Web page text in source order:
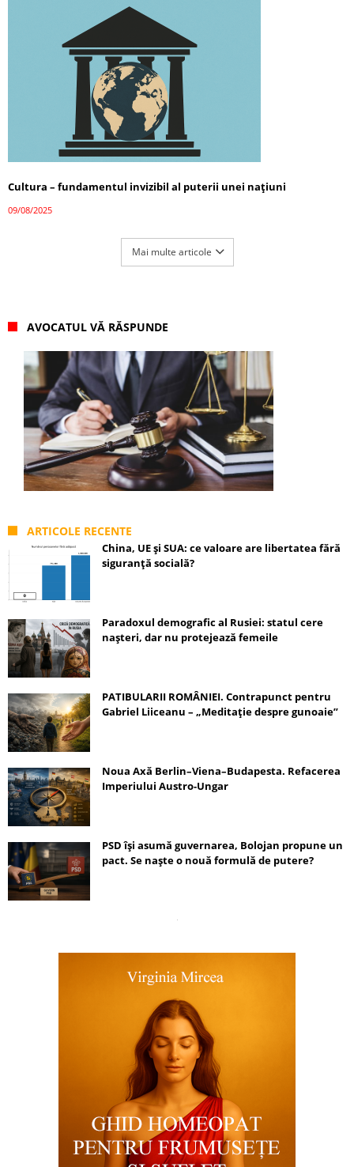
Cultura – fundamentul invizibil al puterii unei națiuni
09/08/2025
Mai multe articole
AVOCATUL VĂ RĂSPUNDE
ARTICOLE RECENTE
China, UE și SUA: ce valoare are libertatea fără
siguranță socială?
Paradoxul demografic al Rusiei: statul cere
nașteri, dar nu protejează femeile
PATIBULARII ROMÂNIEI. Contrapunct pentru
Gabriel Liiceanu – „Meditație despre gunoaie”
Noua Axă Berlin–Viena–Budapesta. Refacerea
Imperiului Austro-Ungar
PSD își asumă guvernarea, Bolojan propune un
pact. Se naște o nouă formulă de putere?